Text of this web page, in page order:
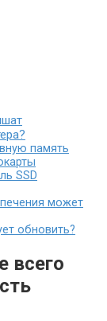
память
SSD
может
обновить?
всего